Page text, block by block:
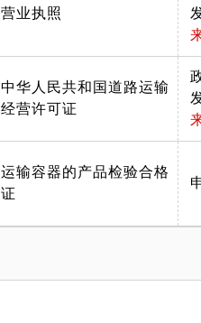
营业执照
中华人民共和国道路运输
经营许可证
运输容器的产品检验合格
证